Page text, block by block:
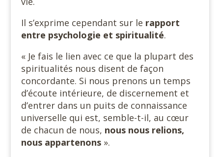
Il s’exprime cependant sur le rapport
entre psychologie et spiritualité.
« Je fais le lien avec ce que la plupart des
spiritualités nous disent de façon
concordante. Si nous prenons un temps
d’écoute intérieure, de discernement et
d’entrer dans un puits de connaissance
universelle qui est, semble-t-il, au cœur
de chacun de nous, nous nous relions,
nous appartenons».